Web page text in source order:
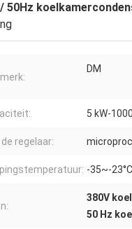
50Hz
DM
5 kW-
regelaar:
-35~-23°C
380V
50 Hz